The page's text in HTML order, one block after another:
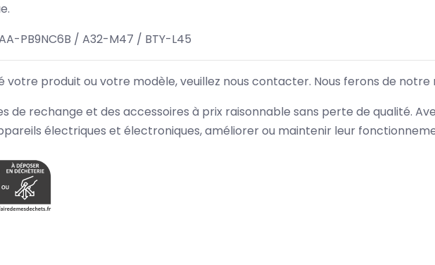
PB9NC6B / A32-M47 / BTY-L45
votre produit ou votre modèle, veuillez nous contacter. Nous ferons de notre
de rechange et des accessoires à prix raisonnable sans perte de qualité.
électriques et électroniques, améliorer ou maintenir leur